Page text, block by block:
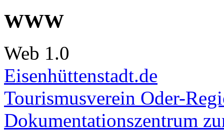
WWW
Web 1.0
Eisenhüttenstadt.de
Tourismusverein Oder-
Dokumentationszentrum